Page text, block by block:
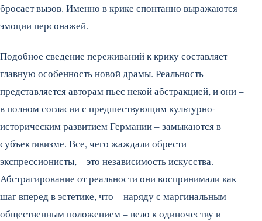
бросает вызов. Именно в крике спонтанно выражаются
эмоции персонажей.
Подобное сведение переживаний к крику составляет
главную особенность новой драмы. Реальность
представляется авторам пьес некой абстракцией, и они –
в полном согласии с предшествующим культурно-
историческим развитием Германии – замыкаются в
субъективизме. Все, чего жаждали обрести
экспрессионисты, – это независимость искусства.
Абстрагирование от реальности они воспринимали как
шаг вперед в эстетике, что – наряду с маргинальным
общественным положением – вело к одиночеству и